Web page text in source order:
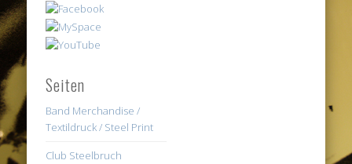
Seiten
Band Merchandise /
Textildruck / Steel Print
Club Steelbruch